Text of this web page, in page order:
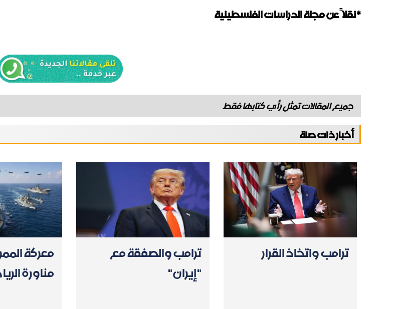
*نقلاً عن مجلة الدراسات الفلسطينية
جميع المقالات تمثل رأي كتابها فقط
أخبار ذات صلة
ترامب واتخاذ القرار
ترامب والصفقة مع
"إيران"
معركة
مناورة